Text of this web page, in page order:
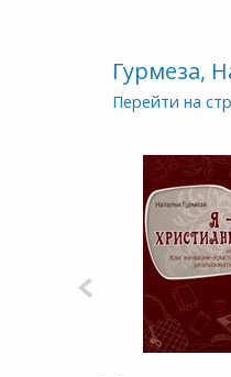
Гурмеза,
Перейти на